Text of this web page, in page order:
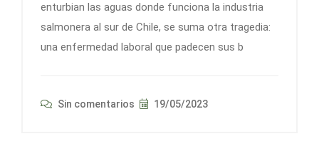
enturbian las aguas donde funciona la industria
salmonera al sur de Chile, se suma otra tragedia:
una enfermedad laboral que padecen sus b
Sin comentarios 19/05/2023